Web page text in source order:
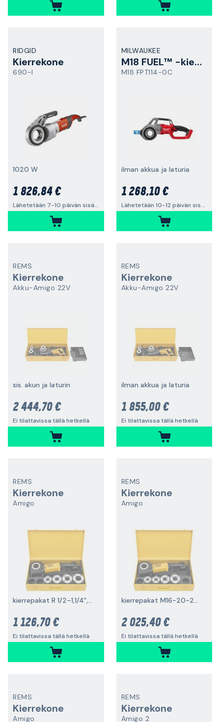
RIDGID
Kierrekone
690-I
1020 W
1 826,84 €
Lähetetään 7-10 päivän sisällä
MILWAUKEE
M18 FUEL™ -kierteityskone
M18 FPT114-0C
ilman akkua ja laturia
1 268,10 €
Lähetetään 10-12 päivän sisällä
REMS
Kierrekone
Akku-Amigo 22V
sis. akun ja laturin
2 444,70 €
Ei tilattavissa tällä hetkellä
REMS
Kierrekone
Akku-Amigo 22V
ilman akkua ja laturia
1 855,00 €
Ei tilattavissa tällä hetkellä
REMS
Kierrekone
Amigo
kierrepakat R 1/2–1,1/4", 1200 W
1 126,70 €
Ei tilattavissa tällä hetkellä
REMS
Kierrekone
Amigo
kierrepakat M16-20-25-32, 1200 W
2 025,40 €
Ei tilattavissa tällä hetkellä
REMS
Kierrekone
Amigo
REMS
Kierrekone
Amigo 2